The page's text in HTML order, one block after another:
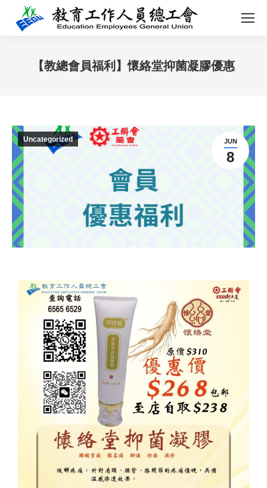
【教總會員福利】懷絡堂抑菌凝膠優惠
JUN
8
Uncategorized